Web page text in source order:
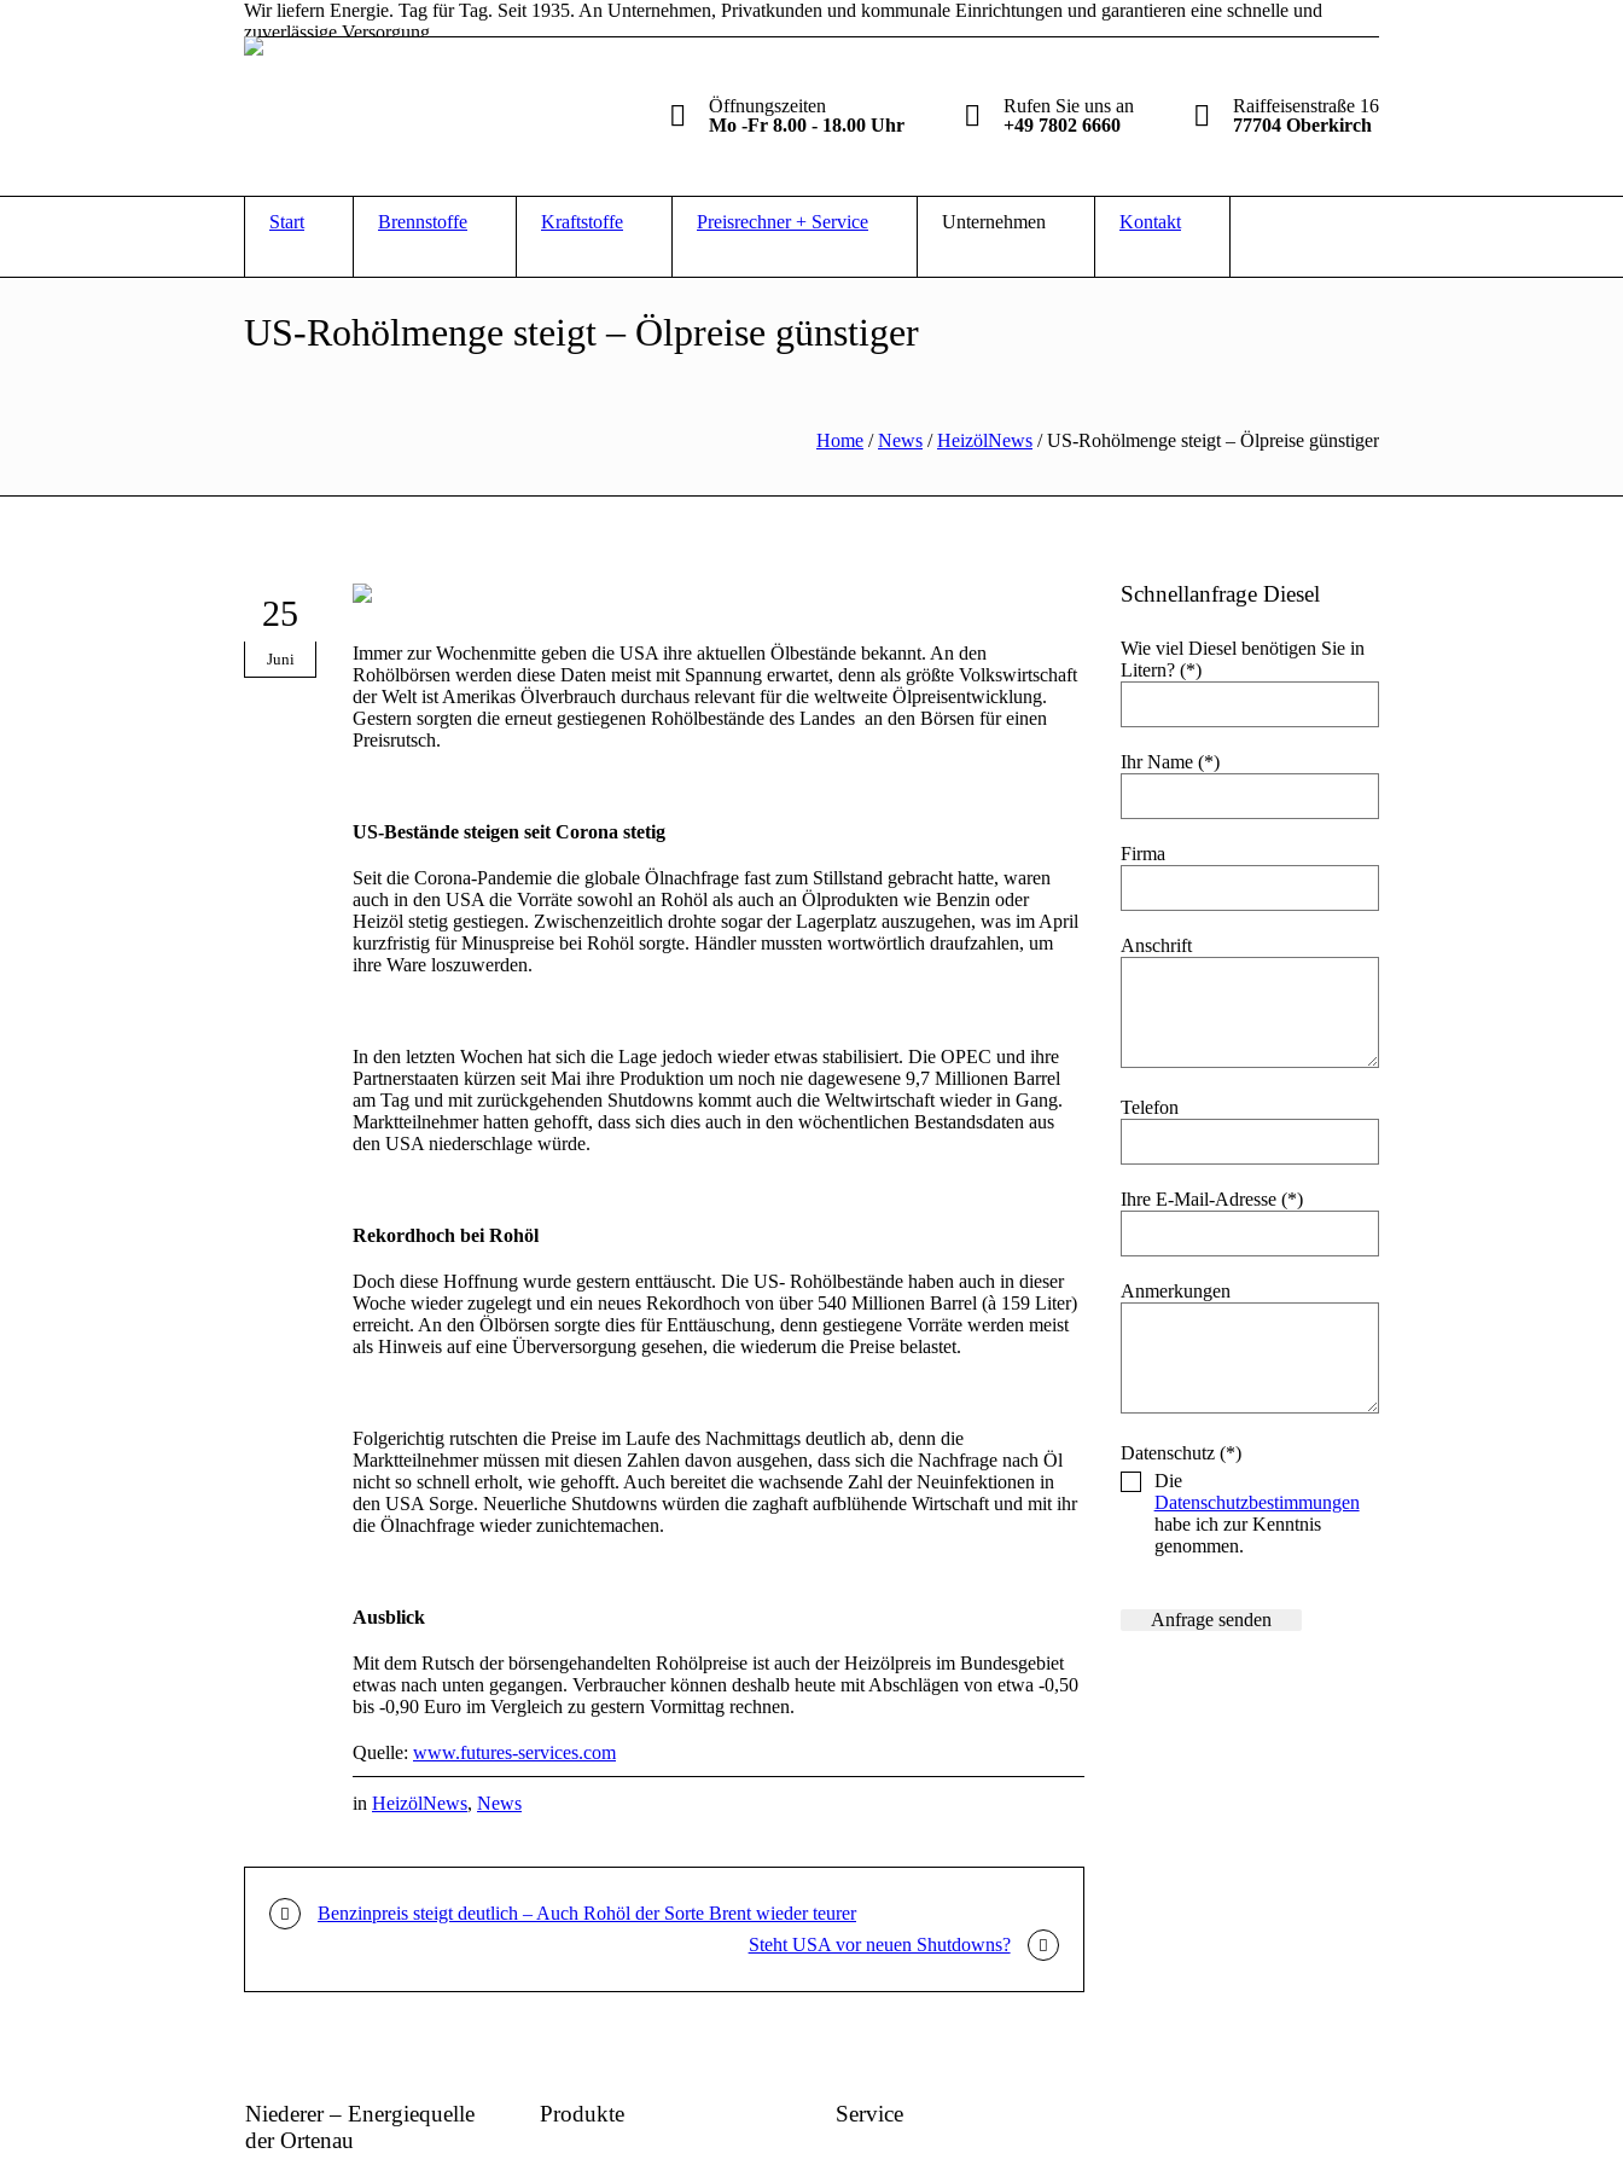
Wir liefern Energie. Tag für Tag. Seit 1935. An Unternehmen, Privatkunden und kommunale Einrichtungen und garantieren eine schnelle und
zuverlässige Versorgung
Öffnungszeiten
Mo -Fr 8.00 - 18.00 Uhr
Rufen Sie uns an
+49 7802 6660
Raiffeisenstraße 16
77704 Oberkirch
Start Brennstoffe Kraftstoffe Preisrechner + Service Unternehmen Kontakt
US-Rohölmenge steigt – Ölpreise günstiger
Home /News /HeizölNews /US-Rohölmenge steigt – Ölpreise günstiger
25
Juni
Immer zur Wochenmitte geben die USA ihre aktuellen Ölbestände bekannt. An den
Rohölbörsen werden diese Daten meist mit Spannung erwartet, denn als größte Volkswirtschaft
der Welt ist Amerikas Ölverbrauch durchaus relevant für die weltweite Ölpreisentwicklung.
Gestern sorgten die erneut gestiegenen Rohölbestände des Landes an den Börsen für einen
Preisrutsch.
US-Bestände steigen seit Corona stetig
Seit die Corona-Pandemie die globale Ölnachfrage fast zum Stillstand gebracht hatte, waren
auch in den USA die Vorräte sowohl an Rohöl als auch an Ölprodukten wie Benzin oder
Heizöl stetig gestiegen. Zwischenzeitlich drohte sogar der Lagerplatz auszugehen, was im April
kurzfristig für Minuspreise bei Rohöl sorgte. Händler mussten wortwörtlich draufzahlen, um
ihre Ware loszuwerden.
In den letzten Wochen hat sich die Lage jedoch wieder etwas stabilisiert. Die OPEC und ihre
Partnerstaaten kürzen seit Mai ihre Produktion um noch nie dagewesene 9,7 Millionen Barrel
am Tag und mit zurückgehenden Shutdowns kommt auch die Weltwirtschaft wieder in Gang.
Marktteilnehmer hatten gehofft, dass sich dies auch in den wöchentlichen Bestandsdaten aus
den USA niederschlage würde.
Rekordhoch bei Rohöl
Doch diese Hoffnung wurde gestern enttäuscht. Die US- Rohölbestände haben auch in dieser
Woche wieder zugelegt und ein neues Rekordhoch von über 540 Millionen Barrel (à 159 Liter)
erreicht. An den Ölbörsen sorgte dies für Enttäuschung, denn gestiegene Vorräte werden meist
als Hinweis auf eine Überversorgung gesehen, die wiederum die Preise belastet.
Folgerichtig rutschten die Preise im Laufe des Nachmittags deutlich ab, denn die
Marktteilnehmer müssen mit diesen Zahlen davon ausgehen, dass sich die Nachfrage nach Öl
nicht so schnell erholt, wie gehofft. Auch bereitet die wachsende Zahl der Neuinfektionen in
den USA Sorge. Neuerliche Shutdowns würden die zaghaft aufblühende Wirtschaft und mit ihr
die Ölnachfrage wieder zunichtemachen.
Ausblick
Mit dem Rutsch der börsengehandelten Rohölpreise ist auch der Heizölpreis im Bundesgebiet
etwas nach unten gegangen. Verbraucher können deshalb heute mit Abschlägen von etwa -0,50
bis -0,90 Euro im Vergleich zu gestern Vormittag rechnen.
Quelle: www.futures-services.com
in HeizölNews, News
Benzinpreis steigt deutlich – Auch Rohöl der Sorte Brent wieder teurer
Steht USA vor neuen Shutdowns?
Schnellanfrage Diesel
Wie viel Diesel benötigen Sie in
Litern? (*)
Ihr Name (*)
Firma
Anschrift
Telefon
Ihre E-Mail-Adresse (*)
Anmerkungen
Datenschutz (*)
Die
Datenschutzbestimmungen
habe ich zur Kenntnis
genommen.
Niederer – Energiequelle
der Ortenau
Produkte Service